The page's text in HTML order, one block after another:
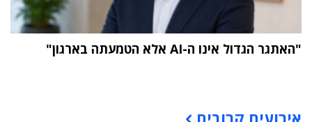
"האתגר הגדול אינו ה-AI אלא הטמעתה בארגון"
אירועים קרובים